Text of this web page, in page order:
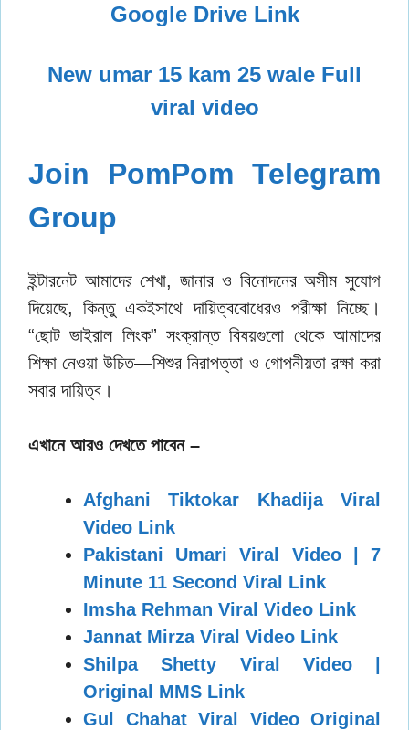
Google Drive Link
New umar 15 kam 25 wale Full
viral video
Join PomPom Telegram
Group
ইন্টারনেট আমাদের শেখা, জানার ও বিনোদনের অসীম সুযোগ
দিয়েছে, কিন্তু একইসাথে দায়িত্ববোধেরও পরীক্ষা নিচ্ছে।
“ছোট ভাইরাল লিংক” সংক্রান্ত বিষয়গুলো থেকে আমাদের
শিক্ষা নেওয়া উচিত—শিশুর নিরাপত্তা ও গোপনীয়তা রক্ষা করা
সবার দায়িত্ব।
এখানে আরও দেখতে পাবেন –
Afghani Tiktokar Khadija Viral
Video Link
Pakistani Umari Viral Video | 7
Minute 11 Second Viral Link
Imsha Rehman Viral Video Link
Jannat Mirza Viral Video Link
Shilpa Shetty Viral Video |
Original MMS Link
Gul Chahat Viral Video Original